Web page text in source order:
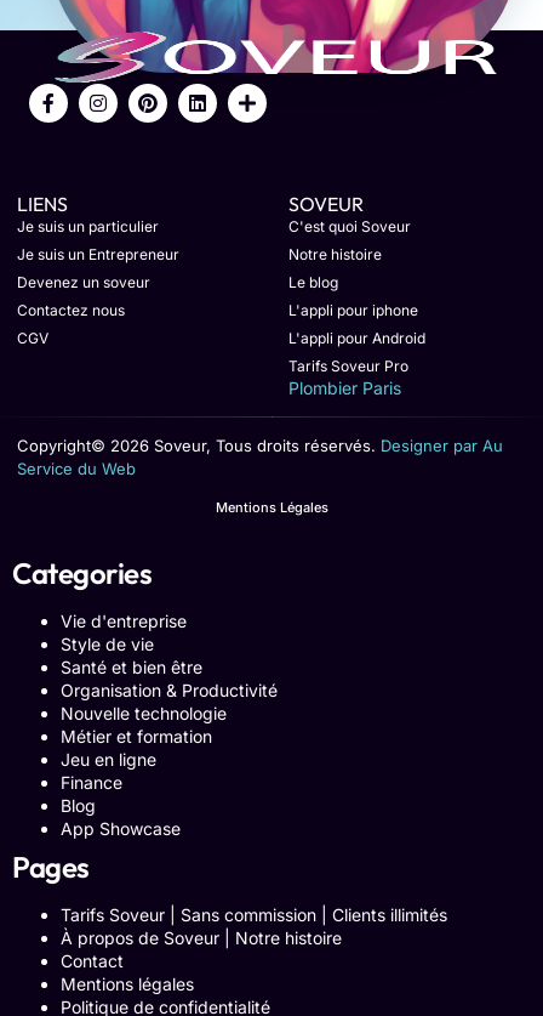
LIENS
Je suis un particulier
Je suis un Entrepreneur
Devenez un soveur
Contactez nous
CGV
SOVEUR
C'est quoi Soveur
Notre histoire
Le blog
L'appli pour iphone
L'appli pour Android
Tarifs Soveur Pro
Plombier Paris
Copyright© 2026 Soveur, Tous droits réservés. Designer par Au
Service du Web
Mentions Légales
Categories
Vie d'entreprise
Style de vie
Santé et bien être
Organisation & Productivité
Nouvelle technologie
Métier et formation
Jeu en ligne
Finance
Blog
App Showcase
Pages
Tarifs Soveur | Sans commission | Clients illimités
À propos de Soveur | Notre histoire
Contact
Mentions légales
Politique de confidentialité